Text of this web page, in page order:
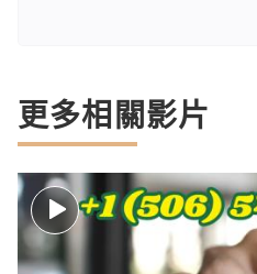
更多相關影片